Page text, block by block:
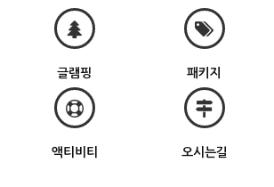
글램핑 패키지
액티비티 오시는길